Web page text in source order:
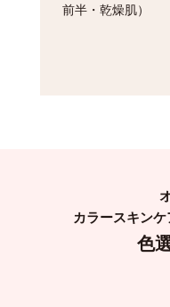
前半・乾燥肌）
カラースキン
色